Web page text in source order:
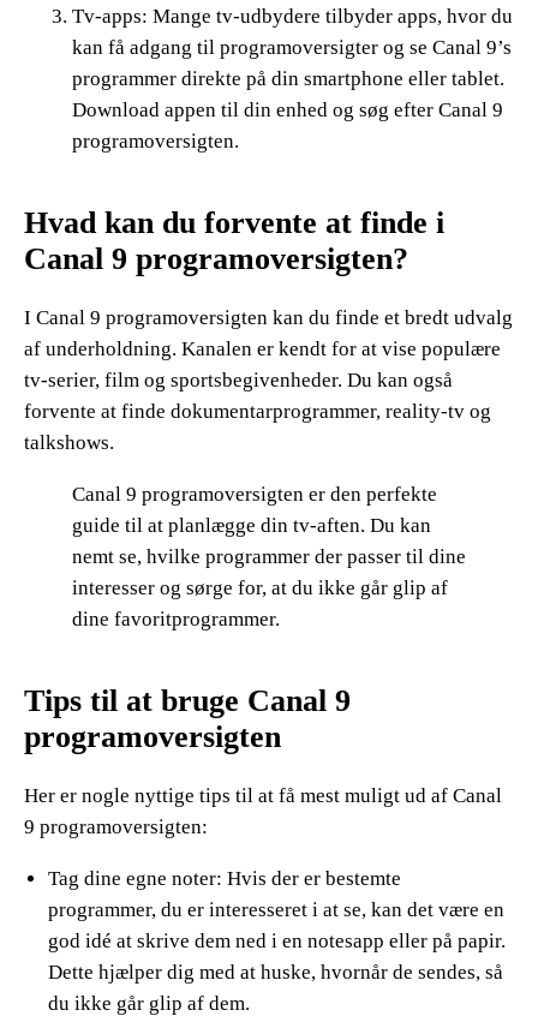
Tv-apps: Mange tv-udbydere tilbyder apps, hvor du
kan få adgang til programoversigter og se Canal 9’s
programmer direkte på din smartphone eller tablet.
Download appen til din enhed og søg efter Canal 9
programoversigten.
Hvad kan du forvente at finde i
Canal 9 programoversigten?
I Canal 9 programoversigten kan du finde et bredt udvalg
af underholdning. Kanalen er kendt for at vise populære
tv-serier, film og sportsbegivenheder. Du kan også
forvente at finde dokumentarprogrammer, reality-tv og
talkshows.
Canal 9 programoversigten er den perfekte
guide til at planlægge din tv-aften. Du kan
nemt se, hvilke programmer der passer til dine
interesser og sørge for, at du ikke går glip af
dine favoritprogrammer.
Tips til at bruge Canal 9
programoversigten
Her er nogle nyttige tips til at få mest muligt ud af Canal
9 programoversigten:
Tag dine egne noter: Hvis der er bestemte
programmer, du er interesseret i at se, kan det være en
god idé at skrive dem ned i en notesapp eller på papir.
Dette hjælper dig med at huske, hvornår de sendes, så
du ikke går glip af dem.